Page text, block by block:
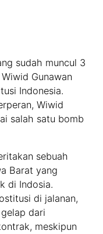
sudah muncul 3
Gunawan
Indonesia.
Wiwid
salah satu bomb
sebuah
Barat yang
di Indosia.
di jalanan,
dari
meskipun